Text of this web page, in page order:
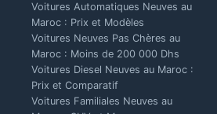
Voitures Automatiques Neuves au
Maroc : Prix et Modèles
Voitures Neuves Pas Chères au
Maroc : Moins de 200 000 Dhs
Voitures Diesel Neuves au Maroc :
Prix et Comparatif
Voitures Familiales Neuves au